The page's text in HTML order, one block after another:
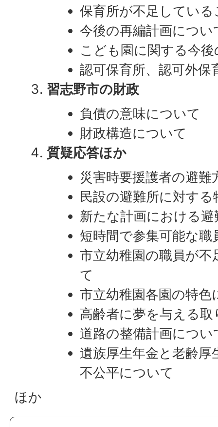
保育所が不足してい
今後の再編計画につい
こども園に関する今
認可保育所、認可外保
習志野市の財政
負債の意味について
財政構造について
質疑応答ほか
災害時要援護者の避難
民設の避難所に対す
新たな計画における
短時間で参集可能な
市立幼稚園の職員が
て
市立幼稚園各園の特色
高齢者に夢を与える
道路の整備計画につい
遺族厚生年金と老齢
不公平について
ほか